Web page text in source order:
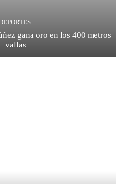
gana oro en los 400 metros
vallas